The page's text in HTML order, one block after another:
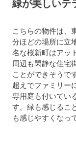
緑が美しいテ
こちらの物件は、
分ほどの場所に立
名な桜新町はアッ
周辺も閑静な住宅
ことができそうで
超えでファミリー
専用庭も付いてい
す。緑も感じるこ
も感じやすくなっ